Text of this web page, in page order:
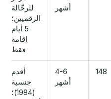
أشهر
للرحّالة
الرقميين؛
5 أيام
إقامة
فقط
148
4-6
أشهر
أقدم
جنسية
(1984)؛